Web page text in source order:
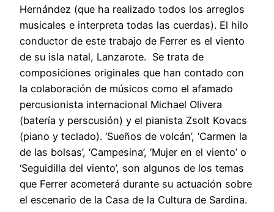
Hernández (que ha realizado todos los arreglos
musicales e interpreta todas las cuerdas). El hilo
conductor de este trabajo de Ferrer es el viento
de su isla natal, Lanzarote. Se trata de
composiciones originales que han contado con
la colaboración de músicos como el afamado
percusionista internacional Michael Olivera
(batería y perscusión) y el pianista Zsolt Kovacs
(piano y teclado). ‘Sueños de volcán’, ‘Carmen la
de las bolsas’, ‘Campesina’, ‘Mujer en el viento’ o
‘Seguidilla del viento’, son algunos de los temas
que Ferrer acometerá durante su actuación sobre
el escenario de la Casa de la Cultura de Sardina.